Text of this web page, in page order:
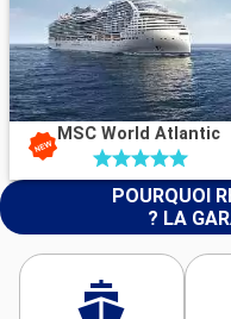
MSC World Atlantic
POURQUOI
? LA